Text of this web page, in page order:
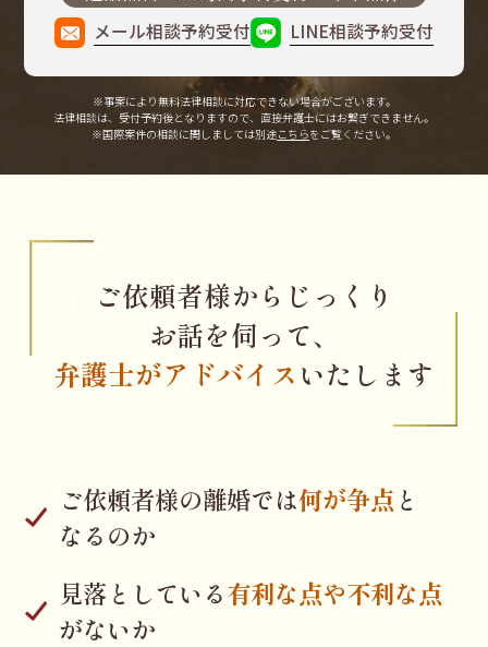
メール相談予約受付 LINE相談予約受付
※事案により無料法律相談に対応できない場合がございます。
法律相談は、受付予約後となりますので、 直接弁護士にはお繋ぎできません。
※国際案件の相談に関しましては別途こちらをご覧ください。
ご依頼者様からじっくり
お話を伺って、
弁護士がアドバイスいたします
ご依頼者様の離婚では何が争点 と
なるのか
見落としている有利な点や不利な点
がないか